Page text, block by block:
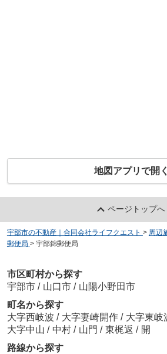
地図アプリで開く
ページトップへ
宇部市の不動産｜合同会社ライフクエスト > 周辺
郵便局 > 宇部錦郵便局
市区町村から探す
宇部市 / 山口市 / 山陽小野田市
町名から探す
大字西岐波 / 大字妻崎開作 / 大字東岐
大字中山 / 中村 / 山門 / 東梶返 / 開
路線から探す